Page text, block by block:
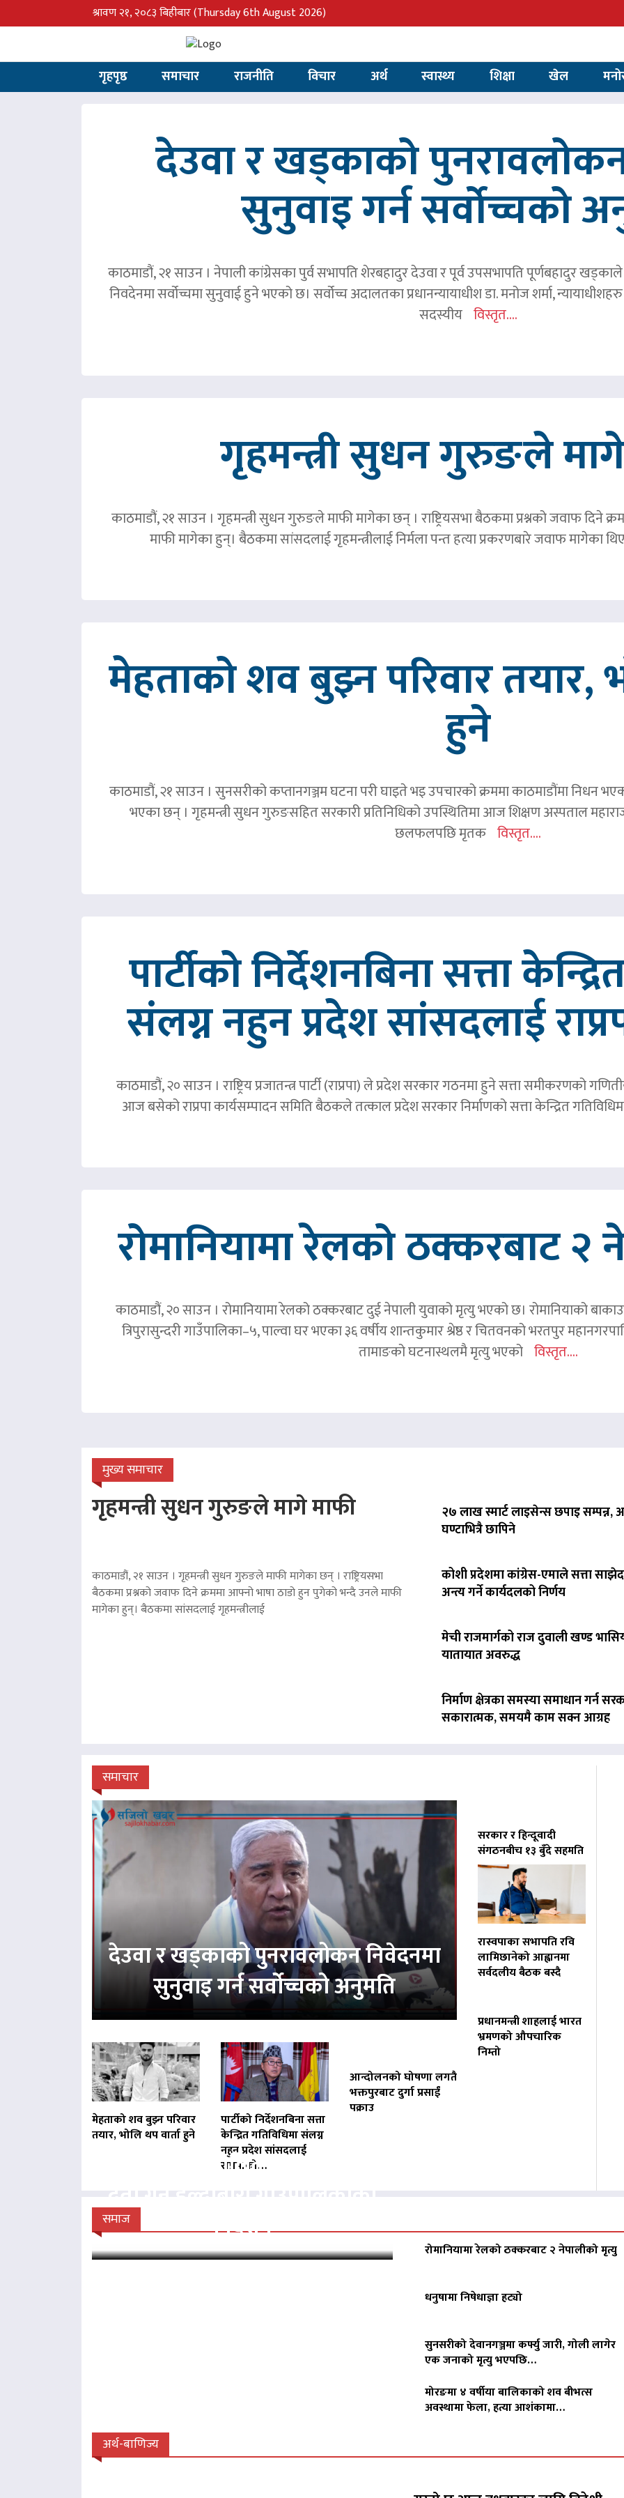
श्रावण २१, २०८३ बिहीबार(Thursday 6th August 2026)
गृहपृष्ठ समाचार राजनीति विचार अर्थ स्वास्थ्य शिक्षा खेल
देउवा र खड्काको
सुनुवाइ गर्न सर्वोच्चको
काठमाडौं, २१ साउन । नेपाली कांग्रेसका पुर्व सभापति शेरबहादुर देउवा र पूर्व उपसभापति पूर्णबहादुर
निवदेनमा सर्वोच्चमा सुनुवाई हुने भएको छ। सर्वोच्च अदालतका प्रधानन्यायाधीश डा. मनोज शर्मा,
सदस्यीय विस्तृत....
गृहमन्त्री सुधन गुरुङले
काठमाडौं, २१ साउन । गृहमन्त्री सुधन गुरुङले माफी मागेका छन् । राष्ट्रियसभा बैठकमा प्रश्नको जवाफ दिने
माफी मागेका हुन्। बैठकमा सांसदलाई गृहमन्त्रीलाई निर्मला पन्त हत्या प्रकरणबारे जवाफ मागेका
मेहताको शव बुझ्न परिवार तयार,
हुने
काठमाडौं, २१ साउन । सुनसरीको कप्तानगञ्जम घटना परी घाइते भइ उपचारको क्रममा काठमाडौंमा निधन
भएका छन् । गृहमन्त्री सुधन गुरुङसहित सरकारी प्रतिनिधिको उपस्थितिमा आज शिक्षण अस्पताल
छलफलपछि मृतक विस्तृत....
पार्टीको निर्देशनबिना सत्ता
संलग्न नहुन प्रदेश सांसदलाई
काठमाडौं, २० साउन । राष्ट्रिय प्रजातन्त्र पार्टी (राप्रपा) ले प्रदेश सरकार गठनमा हुने सत्ता समीकरणको
आज बसेको राप्रपा कार्यसम्पादन समिति बैठकले तत्काल प्रदेश सरकार निर्माणको सत्ता केन्द्रित
रोमानियामा रेलको ठक्करबाट २
काठमाडौं, २० साउन । रोमानियामा रेलको ठक्करबाट दुई नेपाली युवाको मृत्यु भएको छ। रोमानियाको
त्रिपुरासुन्दरी गाउँपालिका–५, पाल्वा घर भएका ३६ वर्षीय शान्तकुमार श्रेष्ठ र चितवनको भरतपुर
तामाङको घटनास्थलमै मृत्यु भएको विस्तृत....
मुख्य समाचार
गृहमन्त्री सुधन गुरुङले मागे माफी
काठमाडौं, २१ साउन । गृहमन्त्री सुधन गुरुङले माफी मागेका छन् । राष्ट्रियसभा
बैठकमा प्रश्नको जवाफ दिने क्रममा आफ्नो भाषा ठाडो हुन पुगेको भन्दै उनले माफी
मागेका हुन्। बैठकमा सांसदलाई गृहमन्त्रीलाई
२७ लाख स्मार्ट लाइसेन्स छपाइ सम्पन्न,
घण्टाभित्रै छापिने
कोशी प्रदेशमा कांग्रेस-एमाले सत्ता
अन्त्य गर्ने कार्यदलको निर्णय
मेची राजमार्गको राज दुवाली खण्ड
यातायात अवरुद्ध
निर्माण क्षेत्रका समस्या समाधान गर्न
सकारात्मक, समयमै काम सक्न आग्रह
समाचार
देउवा र खड्काको पुनरावलोकन निवेदनमा
सुनुवाइ गर्न सर्वोच्चको अनुमति
मेहताको शव बुझ्न परिवार
तयार, भोलि थप वार्ता हुने
पार्टीको निर्देशनबिना सत्ता
केन्द्रित गतिविधिमा संलग्न
नहुन प्रदेश सांसदलाई
राप्रपाको…
आन्दोलनको घोषणा लगतै
भक्तपुरबाट दुर्गा प्रसाईं
पक्राउ
सरकार र हिन्दूवादी
संगठनबीच १३ बुँदे सहमति
रास्वपाका सभापति रवि
लामिछानेको आह्वानमा
सर्वदलीय बैठक बस्दै
प्रधानमन्त्री शाहलाई भारत
भ्रमणको औपचारिक
निम्तो
समाज
बिना दर्ता सञ्चालित व्यवसायलाई
निर्देशन
रोमानियामा रेलको ठक्करबाट २ नेपालीको मृत्यु
धनुषामा निषेधाज्ञा हट्यो
सुनसरीको देवानगञ्जमा कर्फ्यु जारी, गोली लागेर
एक जनाको मृत्यु भएपछि…
मोरङमा ४ वर्षीया बालिकाको शव बीभत्स
अवस्थामा फेला, हत्या आशंकामा…
अर्थ-बाणिज्य